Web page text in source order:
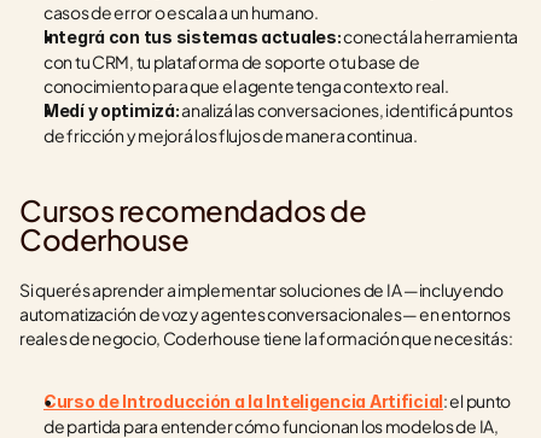
casos de error o escala a un humano.
Integrá con tus sistemas actuales: conectá la herramienta
con tu CRM, tu plataforma de soporte o tu base de
conocimiento para que el agente tenga contexto real.
Medí y optimizá: analizá las conversaciones, identificá puntos
de fricción y mejorá los flujos de manera continua.
Cursos recomendados de
Coderhouse
Si querés aprender a implementar soluciones de IA —incluyendo
automatización de voz y agentes conversacionales— en entornos
reales de negocio, Coderhouse tiene la formación que necesitás:
Curso de Introducción a la Inteligencia Artificial: el punto
de partida para entender cómo funcionan los modelos de IA,